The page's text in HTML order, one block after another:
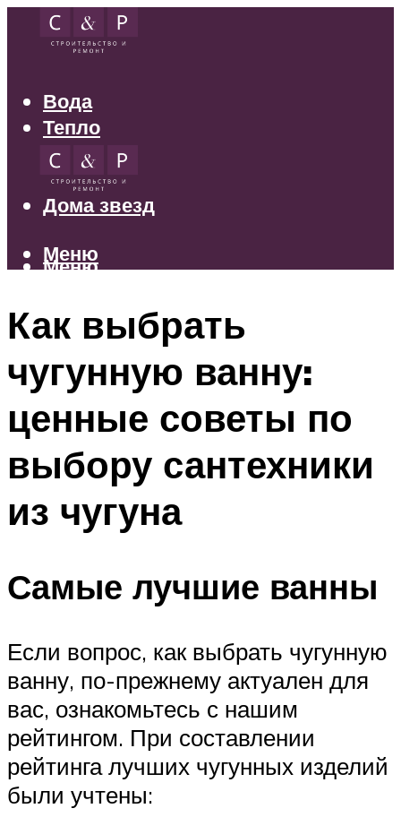
Вода
Тепло
Электрика
Свет
Дома звезд
Меню
Меню
Как выбрать
чугунную ванну:
ценные советы по
выбору сантехники
из чугуна
Самые лучшие ванны
Если вопрос, как выбрать чугунную
ванну, по-прежнему актуален для
вас, ознакомьтесь с нашим
рейтингом. При составлении
рейтинга лучших чугунных изделий
были учтены: